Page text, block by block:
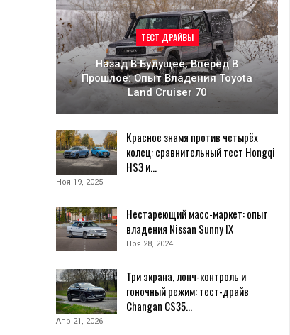
ТЕСТ ДРАЙВЫ
Назад В Будущее, Вперед В
Прошлое: Опыт Владения Toyota
Land Cruiser 70
Красное знамя против четырёх
колец: сравнительный тест Hongqi
HS3 и…
Ноя 19, 2025
Нестареющий масс-маркет: опыт
владения Nissan Sunny IX
Ноя 28, 2024
Три экрана, лонч-контроль и
гоночный режим: тест-драйв
Changan CS35…
Апр 21, 2026